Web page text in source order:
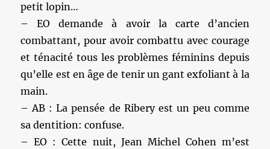
petit lopin…
– EO demande à avoir la carte d’ancien
combattant, pour avoir combattu avec courage
et ténacité tous les problèmes féminins depuis
qu’elle est en âge de tenir un gant exfoliant à la
main.
– AB : La pensée de Ribery est un peu comme
sa dentition: confuse.
– EO : Cette nuit, Jean Michel Cohen m’est